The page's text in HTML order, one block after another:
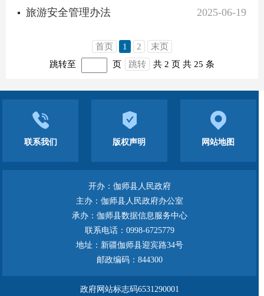
2025-06-19
旅游安全管理办法
首页 1 2
末页
跳转至
页 跳转 共 2 页 共 25 条
联系我们 版权声明 网站地图
开办：伽师县人民政府
主办：伽师县人民政府办公室
承办：伽师县数据信息服务中心
联系电话：0998-6725779
地址：新疆伽师县迎宾路34号
邮政编码：844300
政府网站标志码6531290001